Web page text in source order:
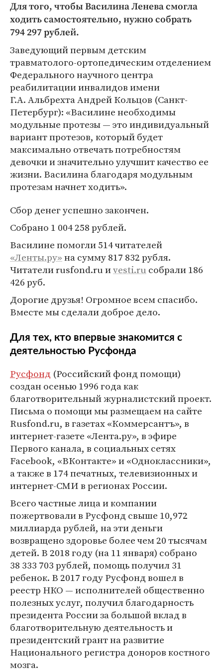
Для того, чтобы Василина Ленева смогла
ходить самостоятельно, нужно собрать
794 297 рублей.
Заведующий первым детским
травматолого-ортопедическим отделением
Федерального научного центра
реабилитации инвалидов имени
Г.А. Альбрехта Андрей Кольцов (Санкт-
Петербург): «Василине необходимы
модульные протезы — это индивидуальный
вариант протезов, который будет
максимально отвечать потребностям
девочки и значительно улучшит качество ее
жизни. Василина благодаря модульным
протезам начнет ходить».
Сбор денег успешно закончен.
Собрано 1 004 258 рублей.
Василине помогли 514 читателей
«Ленты.ру»на сумму 817 832 рубля.
Читатели rusfond.ru иvesti.ru собрали 186
426 руб.
Дорогие друзья! Огромное всем спасибо.
Вместе мы сделали доброе дело.
Для тех, кто впервые знакомится с
деятельностью Русфонда
Русфонд (Российский фонд помощи)
создан осенью 1996 года как
благотворительный журналистский проект.
Письма о помощи мы размещаем на сайте
Rusfond.ru, в газетах «Коммерсантъ», в
интернет-газете «Лента.ру», в эфире
Первого канала, в социальных сетях
Facebook, «ВКонтакте» и «Одноклассники»,
а также в 174 печатных, телевизионных и
интернет-СМИ в регионах России.
Всего частные лица и компании
пожертвовали в Русфонд свыше 10,972
миллиарда рублей, на эти деньги
возвращено здоровье более чем 20 тысячам
детей. В 2018 году (на 11 января) собрано
38 333 703 рублей, помощь получил 31
ребенок. В 2017 году Русфонд вошел в
реестр НКО — исполнителей общественно
полезных услуг, получил благодарность
президента России за большой вклад в
благотворительную деятельность и
президентский грант на развитие
Национального регистра доноров костного
мозга.